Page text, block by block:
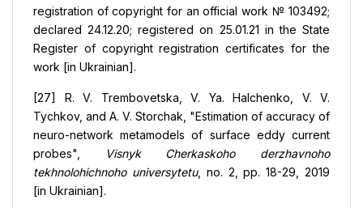
registration of copyright for an official work № 103492;
declared 24.12.20; registered on 25.01.21 in the State
Register of copyright registration certificates for the
work [in Ukrainian].
[27] R. V. Trembovetska, V. Ya. Halchenko, V. V.
Tychkov, and A. V. Storchak, "Estimation of accuracy of
neuro-network metamodels of surface eddy current
probes",
Visnyk Cherkaskoho derzhavnoho
tekhnolohichnoho universytetu, no. 2, pp. 18-29, 2019
[in Ukrainian].